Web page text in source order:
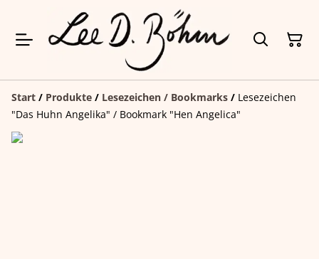
Start / Produkte / Lesezeichen / Bookmarks / Lesezeichen
"Das Huhn Angelika" / Bookmark "Hen Angelica"